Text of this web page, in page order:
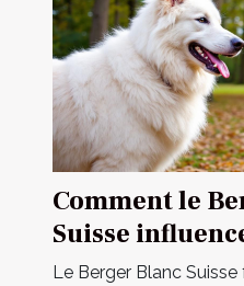
Comment le
Suisse
dynamique
Le Berger Blanc